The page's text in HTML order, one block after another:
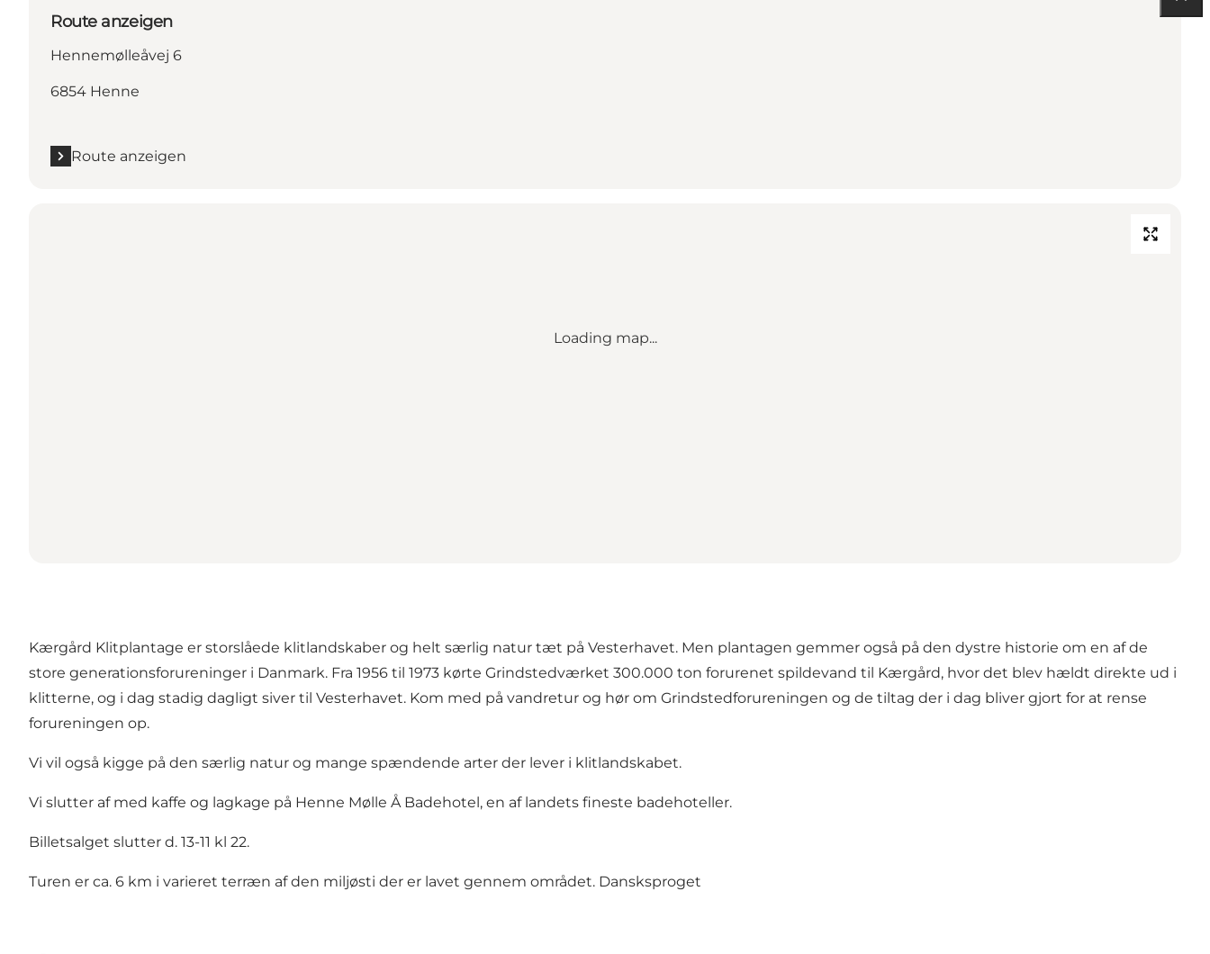
Route anzeigen
Hennemølleåvej 6
6854 Henne
Route anzeigen
Loading map...
Kærgård Klitplantage er storslåede klitlandskaber og helt særlig natur tæt på Vesterhavet. Men plantagen gemmer også på den dystre historie om en af de
store generationsforureninger i Danmark. Fra 1956 til 1973 kørte Grindstedværket 300.000 ton forurenet spildevand til Kærgård, hvor det blev hældt direkte ud i
klitterne, og i dag stadig dagligt siver til Vesterhavet. Kom med på vandretur og hør om Grindstedforureningen og de tiltag der i dag bliver gjort for at rense
forureningen op.
Vi vil også kigge på den særlig natur og mange spændende arter der lever i klitlandskabet.
Vi slutter af med kaffe og lagkage på Henne Mølle Å Badehotel, en af landets fineste badehoteller.
Billetsalget slutter d. 13-11 kl 22.
Turen er ca. 6 km i varieret terræn af den miljøsti der er lavet gennem området. Dansksproget